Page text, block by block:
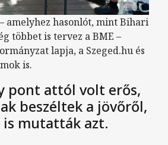
amelyhez hasonlót, mint Bihari
többet is tervez a BME –
lapja, a Szeged.hu és
is.
pont attól volt erős,
beszéltek a jövőről,
is mutatták azt.